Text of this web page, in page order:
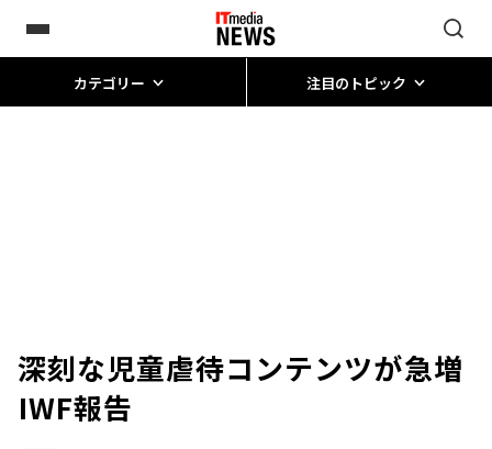
カテゴリー 注目のトピック
深刻な児童虐待コンテンツが急増
――IWF報告